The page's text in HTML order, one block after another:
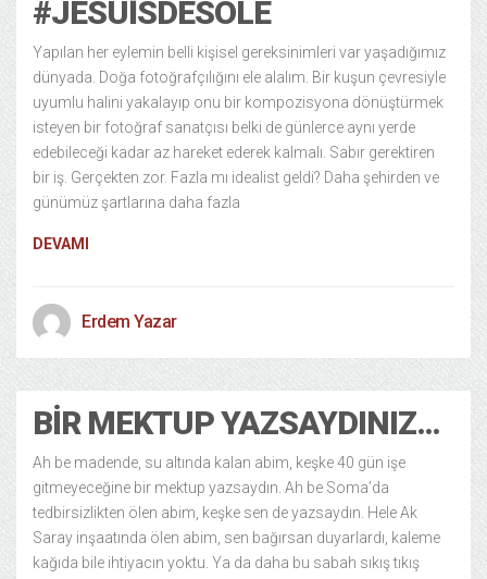
#JESUISDÉSOLÉ
Yapılan her eylemin belli kişisel gereksinimleri var yaşadığımız
dünyada. Doğa fotoğrafçılığını ele alalım. Bir kuşun çevresiyle
uyumlu halini yakalayıp onu bir kompozisyona dönüştürmek
isteyen bir fotoğraf sanatçısı belki de günlerce aynı yerde
edebileceği kadar az hareket ederek kalmalı. Sabır gerektiren
bir iş. Gerçekten zor. Fazla mı idealist geldi? Daha şehirden ve
günümüz şartlarına daha fazla
DEVAMI
Erdem Yazar
BIR MEKTUP YAZSAYDINIZ…
Ah be madende, su altında kalan abim, keşke 40 gün işe
gitmeyeceğine bir mektup yazsaydın. Ah be Soma’da
tedbirsizlikten ölen abim, keşke sen de yazsaydın. Hele Ak
Saray inşaatında ölen abim, sen bağırsan duyarlardı, kaleme
kağıda bile ihtiyacın yoktu. Ya da daha bu sabah sıkış tıkış